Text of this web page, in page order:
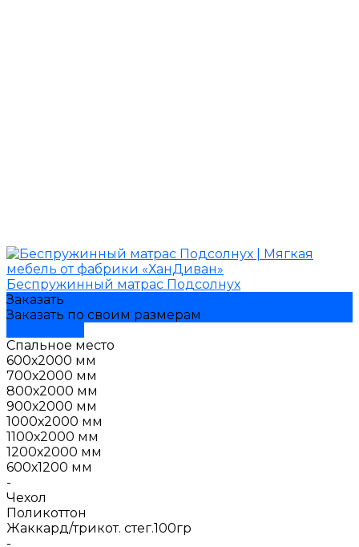
Беспружинный матрас Подсолнух
Заказать
Заказать по своим размерам
Спальное место
600х2000 мм
700х2000 мм
800х2000 мм
900х2000 мм
1000х2000 мм
1100х2000 мм
1200х2000 мм
600х1200 мм
-
Чехол
Поликоттон
Жаккард/трикот. стег.100гр
-